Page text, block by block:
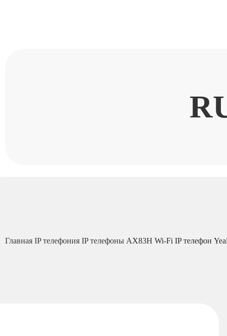
Главная IP телефония IP телефоны AX83H Wi-Fi IP телефон